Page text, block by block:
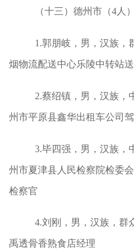
（十三）德州市（4人）
1.郭朋岐，男，汉族，
烟物流配送中心乐陵中转站
2.蔡绍镇，男，汉族，
州市平原县鑫华出租车公司
3.毕四强，男，汉族，
州市夏津县人民检察院检委
检察官
4.刘刚，男，汉族，群
禹透骨香熟食店经理